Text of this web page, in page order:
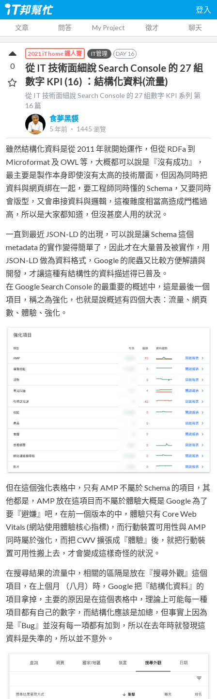
登入
文章 問答 My Project 徵才 聊天
2021 iThome 鐵人賽 IT管理 DAY 16
從 IT 技術面細說 Search Console 的 27 組
數字 KPI (16) ：結構化資料(流量)
從 IT 技術面細說 Search Console 的 27 組數字 KPI 系列 第
16 篇
食夢黑貘
5 年前 ‧ 1445 瀏覽
0
雖然結構化資料是從 2011 年就開始運作，但從 RDFa 到
Microformat 及 OWL 等，大概都可以說是『沒有成功』，
最主要是製作本身即使沒有太高的技術層面，但因為同時把
資料與網頁綁在一起，要工程師同時懂的 Schema，又要同時
會版型，又會串接資料與邏輯，這複雜度相當高造成門檻過
高，所以是大家都知道，但沒甚麼人用的狀況。
一直到最近 JSON-LD 的出現，可以說是讓 Schema 這個
metadata 的實作變得簡單了，因此才在大量普及被實作，用
JSON-LD 做為資料格式，Google 的爬蟲又比較方便解讀與
開發，才讓這種有結構性的資料描述得已普及。
在 Google Search Console 的最重要的概述中，這是最後一個
項目，稱之為強化，也就是說概述有四個大表：流量、網頁
數、體驗、強化。
但在這個強化表格中，只有 AMP 不屬於 Schema 的項目，其
他都是，AMP 放在這項目而不屬於體驗大概是 Google 為了
要『避嫌』吧，在前一個版本的中，體驗只有 Core Web
Vitals (網站使用體驗核心指標)，而行動裝置可用性與 AMP
同時屬於強化，而把 CWV 擴張成『體驗』後，就把行動裝
置可用性搬上去，才會變成這樣奇怪的狀況。
在搜尋結果的流量中，相關的區隔是放在『搜尋外觀』這個
項目，在上個月 （八月）時，Google 把『結構化資料』的
項目拿掉，主要的原因是在這個表格中，理論上可能每一種
項目都有自己的數字，而結構化應該是加總，但事實上因為
是『Bug』並沒有每一項都有加到，所以在去年時就發現這
資料是失準的，所以並不意外。